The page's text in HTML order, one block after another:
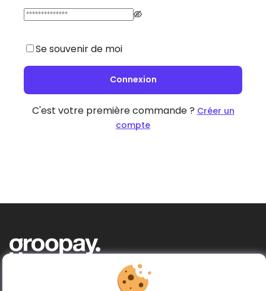
Se souvenir de moi
Connexion
C'est votre première commande ? Créer un
compte
Acheter ensemble, donner plus